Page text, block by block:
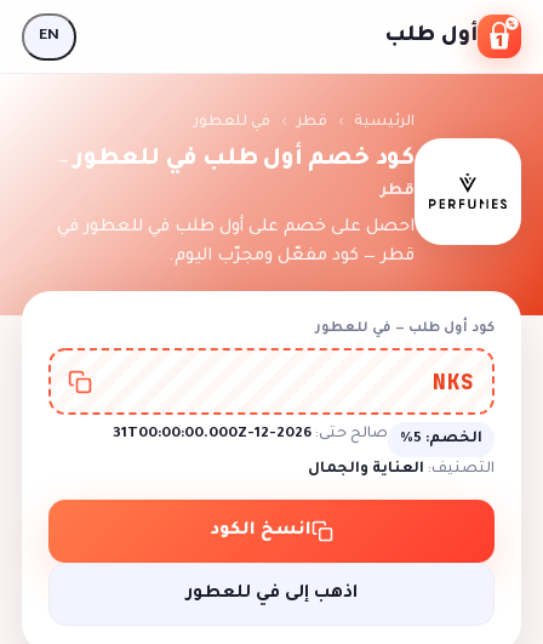
Skip to content
أول طلب EN
الرئيسية › قطر › في للعطور
كود خصم أول طلب في للعطور —
قطر
احصل على خصم على أول طلب في للعطور في
قطر — كود مفعّل ومجرّب اليوم.
كود أول طلب — في للعطور
NKS
الخصم: 5% صالح حتى: 2026-12-31T00:00:00.000Z
التصنيف: العناية والجمال
انسخ الكود
اذهب إلى في للعطور